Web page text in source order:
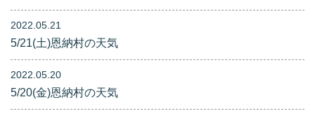
2022.05.21
5/21(土)恩納村の天気
2022.05.20
5/20(金)恩納村の天気